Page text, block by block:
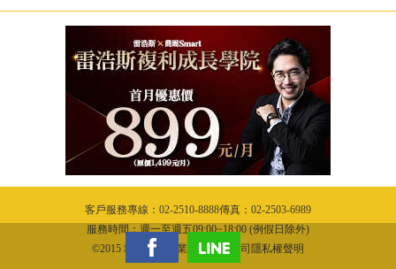
客戶服務專線：02-2510-8888傳真：02-2503-6989
服務時間：週一至週五09:00~18:00 (例假日除外)
©2015 城邦文化事業股份有限公司隱私權聲明